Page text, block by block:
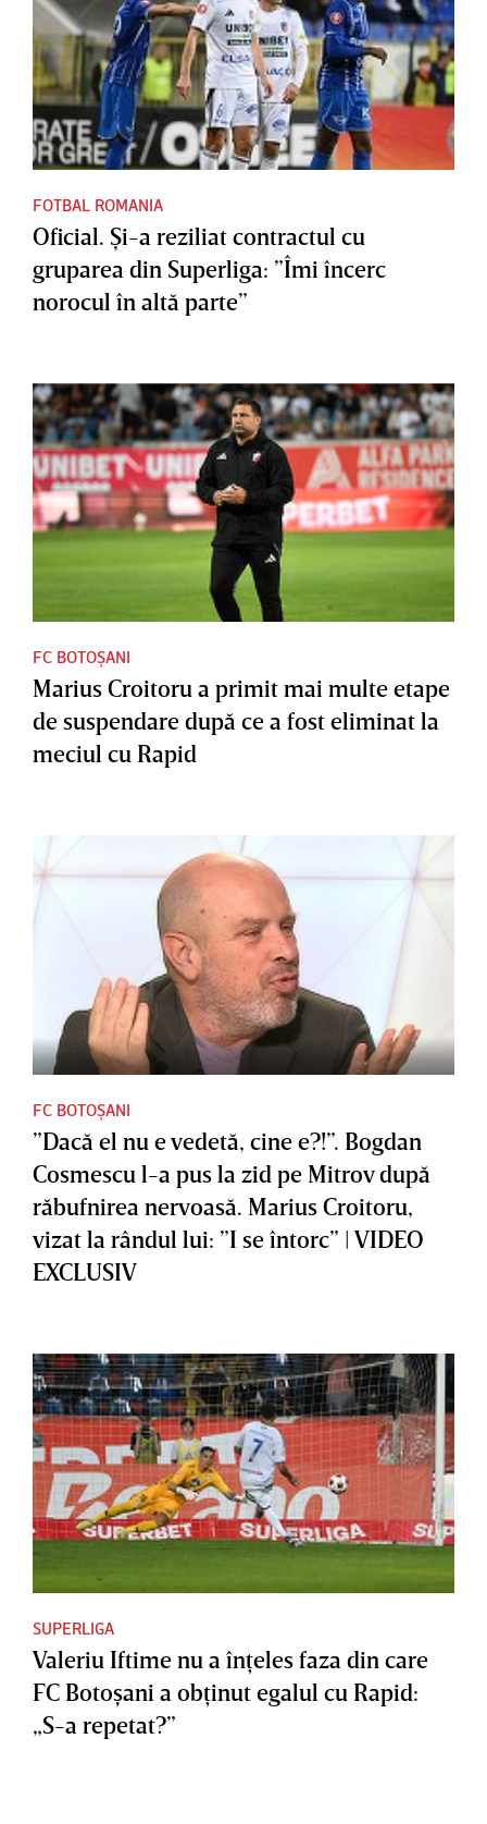
FOTBAL ROMANIA
Oficial. Şi-a reziliat contractul cu
gruparea din Superliga: ”Îmi încerc
norocul în altă parte”
FC BOTOȘANI
Marius Croitoru a primit mai multe etape
de suspendare după ce a fost eliminat la
meciul cu Rapid
FC BOTOȘANI
”Dacă el nu e vedetă, cine e?!”. Bogdan
Cosmescu l-a pus la zid pe Mitrov după
răbufnirea nervoasă. Marius Croitoru,
vizat la rândul lui: ”I se întorc” | VIDEO
EXCLUSIV
SUPERLIGA
Valeriu Iftime nu a înţeles faza din care
FC Botoşani a obţinut egalul cu Rapid:
„S-a repetat?”